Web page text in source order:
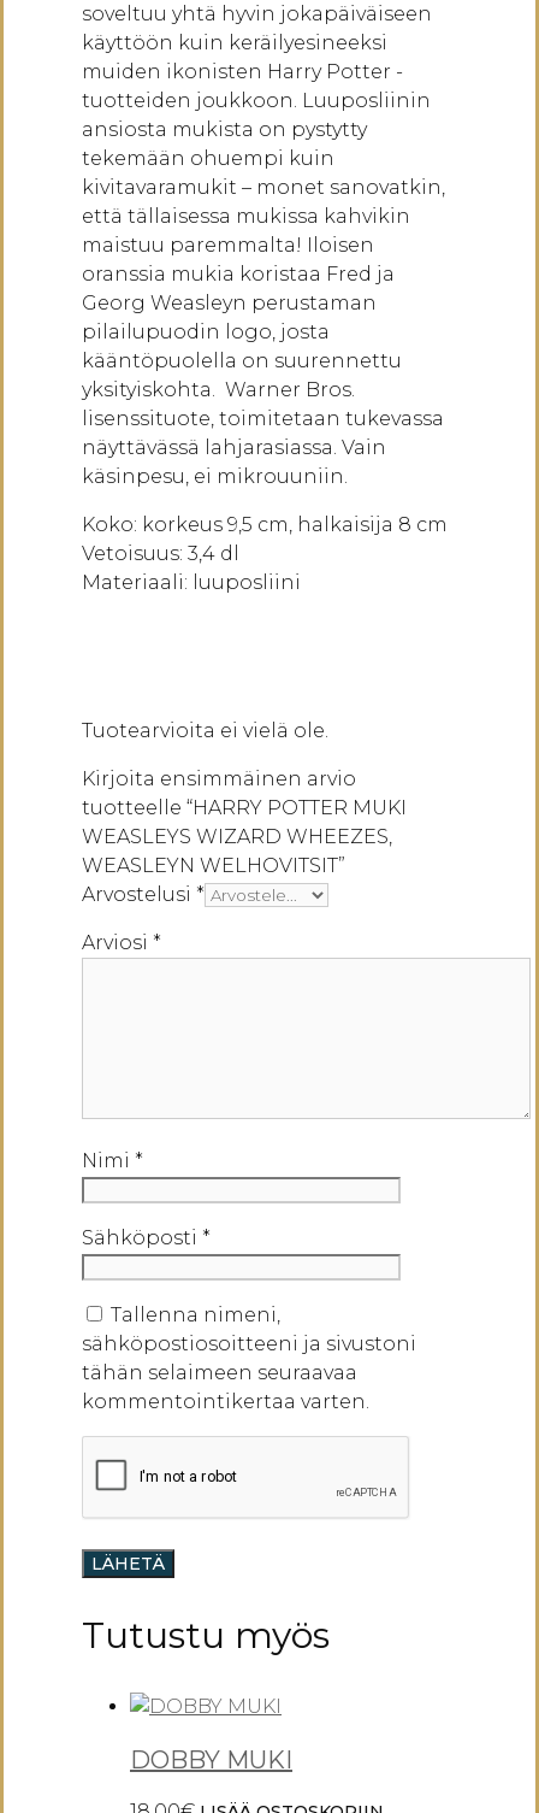
soveltuu yhtä hyvin jokapäiväiseen
käyttöön kuin keräilyesineeksi
muiden ikonisten Harry Potter -
tuotteiden joukkoon. Luuposliinin
ansiosta mukista on pystytty
tekemään ohuempi kuin
kivitavaramukit – monet sanovatkin,
että tällaisessa mukissa kahvikin
maistuu paremmalta! Iloisen
oranssia mukia koristaa Fred ja
Georg Weasleyn perustaman
pilailupuodin logo, josta
kääntöpuolella on suurennettu
yksityiskohta. Warner Bros.
lisenssituote, toimitetaan tukevassa
näyttävässä lahjarasiassa. Vain
käsinpesu, ei mikrouuniin.
Koko: korkeus 9,5 cm, halkaisija 8 cm
Vetoisuus: 3,4 dl
Materiaali: luuposliini
Tuotearvioita ei vielä ole.
Kirjoita ensimmäinen arvio
tuotteelle “HARRY POTTER MUKI
WEASLEYS WIZARD WHEEZES,
WEASLEYN WELHOVITSIT”
Arvostelusi *
Arviosi *
Nimi *
Sähköposti *
Tallenna nimeni,
sähköpostiosoitteeni ja sivustoni
tähän selaimeen seuraavaa
kommentointikertaa varten.
Tutustu myös
DOBBY MUKI